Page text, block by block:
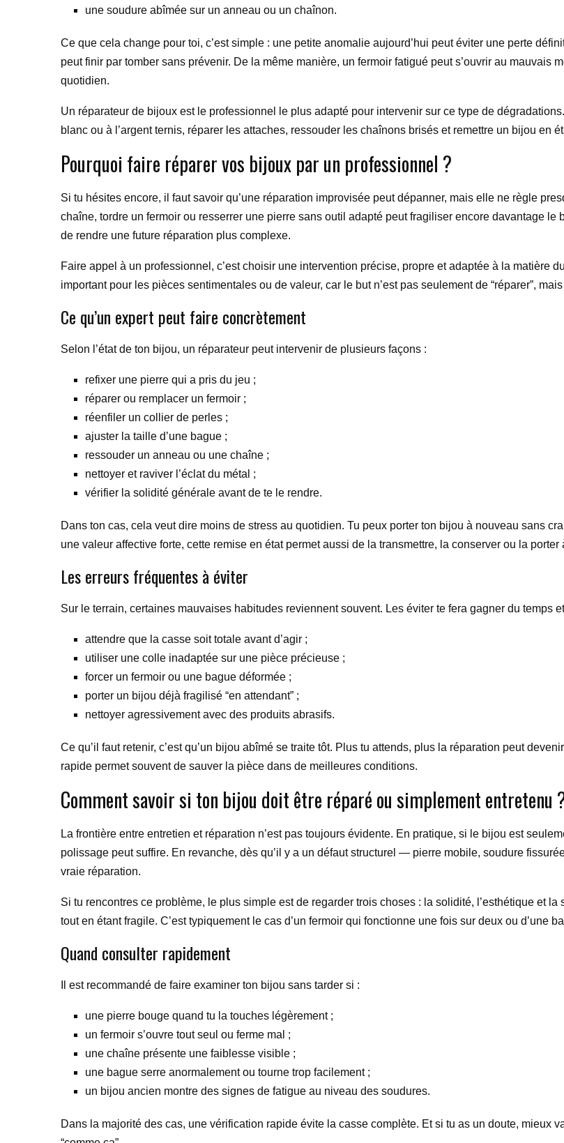
une soudure abîmée sur un anneau ou un chaînon.
Ce que cela change pour toi, c’est simple : une petite anomalie aujourd’hui peut éviter une perte
peut finir par tomber sans prévenir. De la même manière, un fermoir fatigué peut s’ouvrir au mauvais
quotidien.
Un réparateur de bijoux est le professionnel le plus adapté pour intervenir sur ce type de
blanc ou à l’argent ternis, réparer les attaches, ressouder les chaînons brisés et remettre un bijou en
Pourquoi faire réparer vos bijoux par un professionnel ?
Si tu hésites encore, il faut savoir qu’une réparation improvisée peut dépanner, mais elle ne règle
chaîne, tordre un fermoir ou resserrer une pierre sans outil adapté peut fragiliser encore davantage le
de rendre une future réparation plus complexe.
Faire appel à un professionnel, c’est choisir une intervention précise, propre et adaptée à la matière
important pour les pièces sentimentales ou de valeur, car le but n’est pas seulement de “réparer”,
Ce qu’un expert peut faire concrètement
Selon l’état de ton bijou, un réparateur peut intervenir de plusieurs façons :
refixer une pierre qui a pris du jeu ;
réparer ou remplacer un fermoir ;
réenfiler un collier de perles ;
ajuster la taille d’une bague ;
ressouder un anneau ou une chaîne ;
nettoyer et raviver l’éclat du métal ;
vérifier la solidité générale avant de te le rendre.
Dans ton cas, cela veut dire moins de stress au quotidien. Tu peux porter ton bijou à nouveau sans
une valeur affective forte, cette remise en état permet aussi de la transmettre, la conserver ou la
Les erreurs fréquentes à éviter
Sur le terrain, certaines mauvaises habitudes reviennent souvent. Les éviter te fera gagner du temps
attendre que la casse soit totale avant d’agir ;
utiliser une colle inadaptée sur une pièce précieuse ;
forcer un fermoir ou une bague déformée ;
porter un bijou déjà fragilisé “en attendant” ;
nettoyer agressivement avec des produits abrasifs.
Ce qu’il faut retenir, c’est qu’un bijou abîmé se traite tôt. Plus tu attends, plus la réparation peut
rapide permet souvent de sauver la pièce dans de meilleures conditions.
Comment savoir si ton bijou doit être réparé ou simplement entretenu
La frontière entre entretien et réparation n’est pas toujours évidente. En pratique, si le bijou est
polissage peut suffire. En revanche, dès qu’il y a un défaut structurel — pierre mobile, soudure
vraie réparation.
Si tu rencontres ce problème, le plus simple est de regarder trois choses : la solidité, l’esthétique et
tout en étant fragile. C’est typiquement le cas d’un fermoir qui fonctionne une fois sur deux ou d’une
Quand consulter rapidement
Il est recommandé de faire examiner ton bijou sans tarder si :
une pierre bouge quand tu la touches légèrement ;
un fermoir s’ouvre tout seul ou ferme mal ;
une chaîne présente une faiblesse visible ;
une bague serre anormalement ou tourne trop facilement ;
un bijou ancien montre des signes de fatigue au niveau des soudures.
Dans la majorité des cas, une vérification rapide évite la casse complète. Et si tu as un doute, mieux